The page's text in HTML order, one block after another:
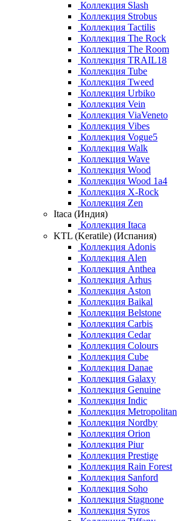
Коллекция Slash
Коллекция Strobus
Коллекция Tactilis
Коллекция The Rock
Коллекция The Room
Коллекция TRAIL18
Коллекция Tube
Коллекция Tweed
Коллекция Urbiko
Коллекция Vein
Коллекция ViaVeneto
Коллекция Vibes
Коллекция Vogue5
Коллекция Walk
Коллекция Wave
Коллекция Wood
Коллекция Wood 1a4
Коллекция X-Rock
Коллекция Zen
Itaca (Индия)
Коллекция Itaca
KTL (Keratile) (Испания)
Коллекция Adonis
Коллекция Alen
Коллекция Anthea
Коллекция Arhus
Коллекция Aston
Коллекция Baikal
Коллекция Belstone
Коллекция Carbis
Коллекция Cedar
Коллекция Colours
Коллекция Cube
Коллекция Danae
Коллекция Galaxy
Коллекция Genuine
Коллекция Indic
Коллекция Metropolitan
Коллекция Nordby
Коллекция Orion
Коллекция Piur
Коллекция Prestige
Коллекция Rain Forest
Коллекция Sanford
Коллекция Soho
Коллекция Stagnone
Коллекция Syros